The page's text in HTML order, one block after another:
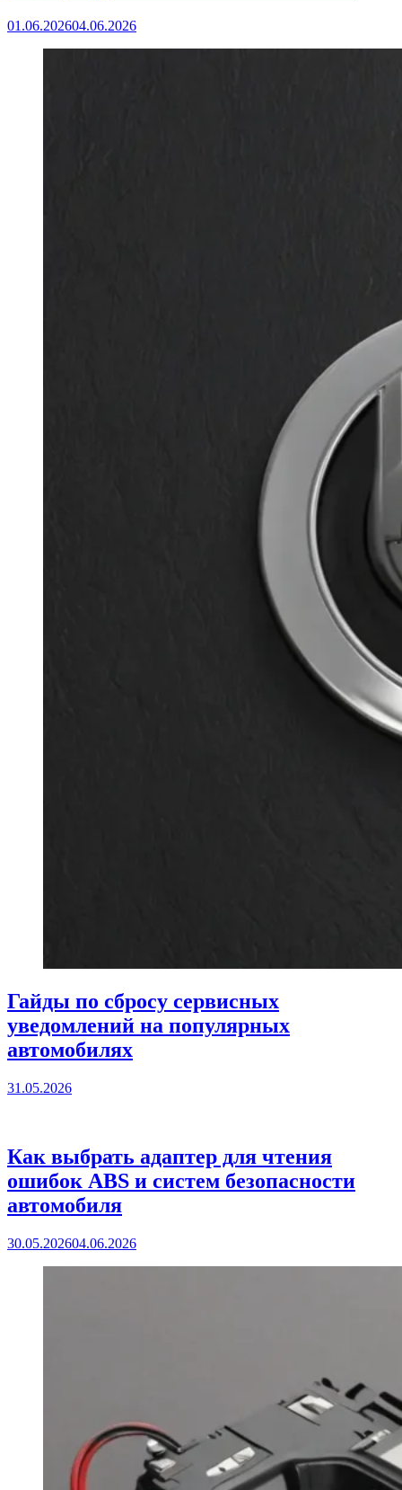
01.06.202604.06.2026
Гайды по сбросу сервисных
уведомлений на популярных
автомобилях
31.05.2026
Как выбрать адаптер для чтения
ошибок ABS и систем безопасности
автомобиля
30.05.202604.06.2026